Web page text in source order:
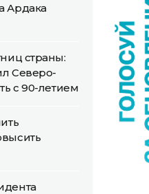
Ардака
страны:
Северо-
с 90-летием